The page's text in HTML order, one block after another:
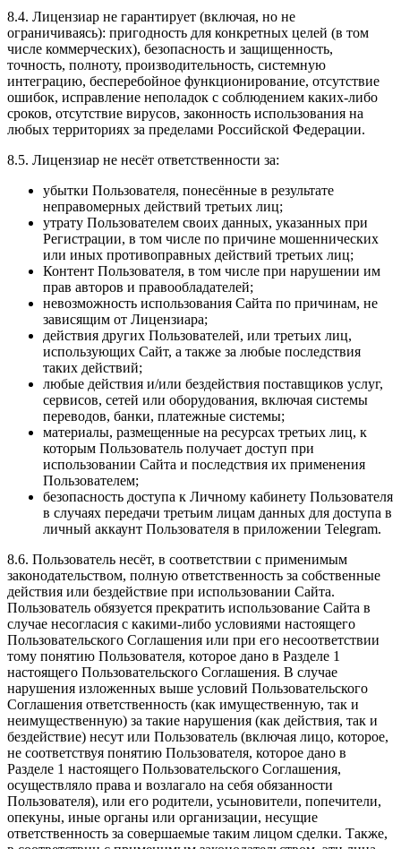
8.4. Лицензиар не гарантирует (включая, но не
ограничиваясь): пригодность для конкретных целей (в том
числе коммерческих), безопасность и защищенность,
точность, полноту, производительность, системную
интеграцию, бесперебойное функционирование, отсутствие
ошибок, исправление неполадок с соблюдением каких-либо
сроков, отсутствие вирусов, законность использования на
любых территориях за пределами Российской Федерации.
8.5. Лицензиар не несёт ответственности за:
убытки Пользователя, понесённые в результате
неправомерных действий третьих лиц;
утрату Пользователем своих данных, указанных при
Регистрации, в том числе по причине мошеннических
или иных противоправных действий третьих лиц;
Контент Пользователя, в том числе при нарушении им
прав авторов и правообладателей;
невозможность использования Сайта по причинам, не
зависящим от Лицензиара;
действия других Пользователей, или третьих лиц,
использующих Сайт, а также за любые последствия
таких действий;
любые действия и/или бездействия поставщиков услуг,
сервисов, сетей или оборудования, включая системы
переводов, банки, платежные системы;
материалы, размещенные на ресурсах третьих лиц, к
которым Пользователь получает доступ при
использовании Сайта и последствия их применения
Пользователем;
безопасность доступа к Личному кабинету Пользователя
в случаях передачи третьим лицам данных для доступа в
личный аккаунт Пользователя в приложении Telegram.
8.6. Пользователь несёт, в соответствии с применимым
законодательством, полную ответственность за собственные
действия или бездействие при использовании Сайта.
Пользователь обязуется прекратить использование Сайта в
случае несогласия с какими-либо условиями настоящего
Пользовательского Соглашения или при его несоответствии
тому понятию Пользователя, которое дано в Разделе 1
настоящего Пользовательского Соглашения. В случае
нарушения изложенных выше условий Пользовательского
Соглашения ответственность (как имущественную, так и
неимущественную) за такие нарушения (как действия, так и
бездействие) несут или Пользователь (включая лицо, которое,
не соответствуя понятию Пользователя, которое дано в
Разделе 1 настоящего Пользовательского Соглашения,
осуществляло права и возлагало на себя обязанности
Пользователя), или его родители, усыновители, попечители,
опекуны, иные органы или организации, несущие
ответственность за совершаемые таким лицом сделки. Также,